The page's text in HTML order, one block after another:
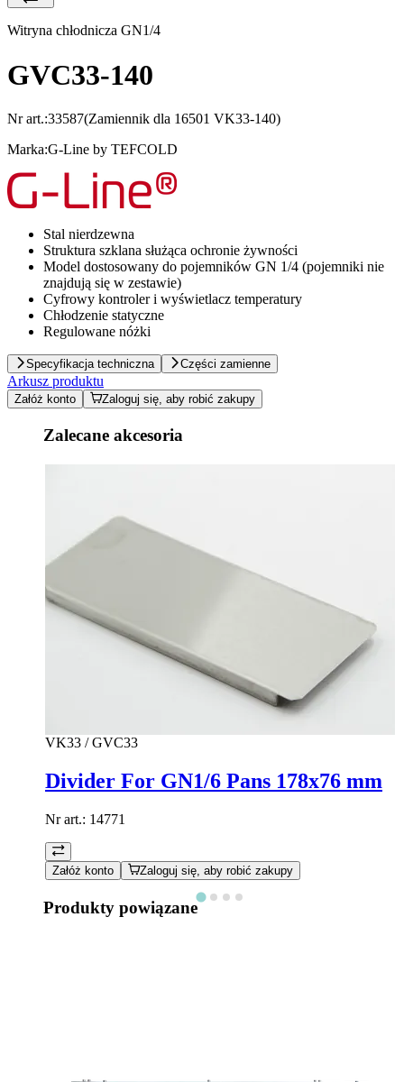
Witryna chłodnicza GN1/4
GVC33-140
Nr art.:33587(Zamiennik dla 16501 VK33-140)
Marka:G-Line by TEFCOLD
Stal nierdzewna
Struktura szklana służąca ochronie żywności
Model dostosowany do pojemników GN 1/4 (pojemniki nie
znajdują się w zestawie)
Cyfrowy kontroler i wyświetlacz temperatury
Chłodzenie statyczne
Regulowane nóżki
Specyfikacja techniczna Części zamienne
Arkusz produktu
Załóż konto Zaloguj się, aby robić zakupy
Zalecane akcesoria
VK33 / GVC33
Divider For GN1/6 Pans 178x76 mm
Nr art.: 14771
Załóż konto Zaloguj się, aby robić zakupy
Produkty powiązane